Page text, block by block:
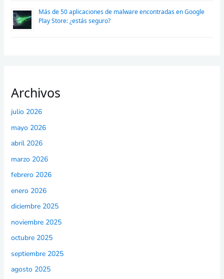
Más de 50 aplicaciones de malware encontradas en Google
Play Store: ¿estás seguro?
Archivos
julio 2026
mayo 2026
abril 2026
marzo 2026
febrero 2026
enero 2026
diciembre 2025
noviembre 2025
octubre 2025
septiembre 2025
agosto 2025